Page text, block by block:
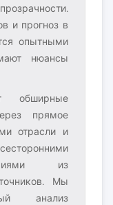
и прогноз в
опытными
нюансы
обширные
прямое
отрасли и
из
Мы
анализ